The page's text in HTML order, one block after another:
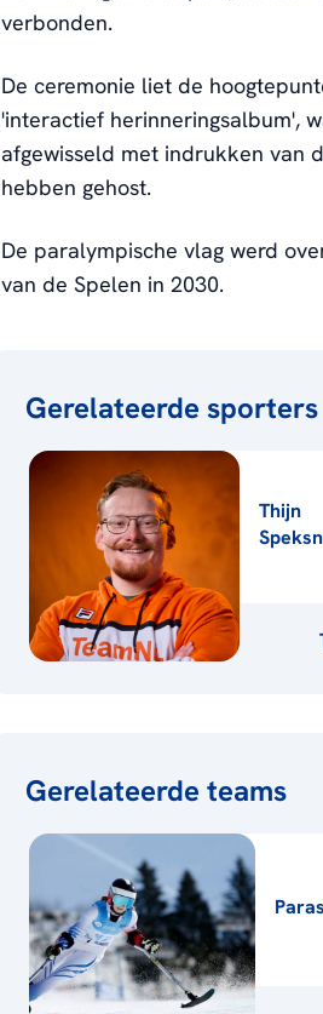
verbonden.
De ceremonie liet de
'interactief herinneringsalbum',
afgewisseld met indrukken van
hebben gehost.
De paralympische vlag werd
van de Spelen in 2030.
Gerelateerde sporters
Thijn
Gerelateerde teams